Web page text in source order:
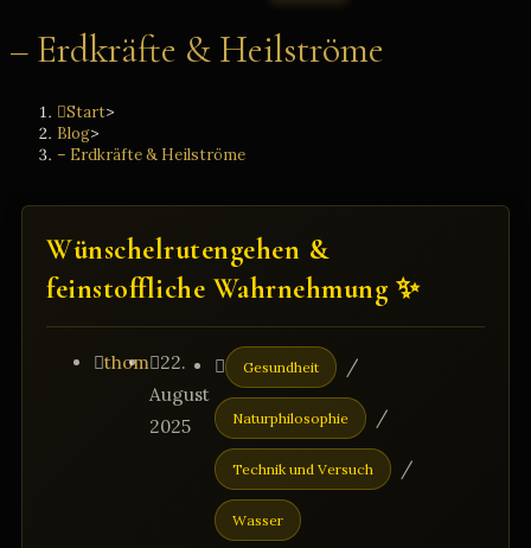
– Erdkräfte & Heilströme
Start>
Blog>
– Erdkräfte & Heilströme
Wünschelrutengehen &
feinstoffliche Wahrnehmung ✨
Beitrags-
thomBeitrag
veröffentlicht:
22.
August
2025
Beitrags-
Kategorie:
Gesundheit /
Naturphilosophie /
Technik und Versuch /
Wasser